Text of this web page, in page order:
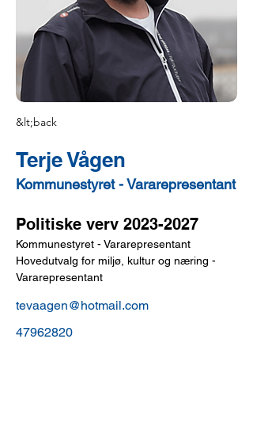
&lt;back
Terje Vågen
Kommunestyret - Vararepresentant
Politiske verv 2023-2027
Kommunestyret - Vararepresentant
Hovedutvalg for miljø, kultur og næring -
Vararepresentant
tevaagen@hotmail.com
47962820